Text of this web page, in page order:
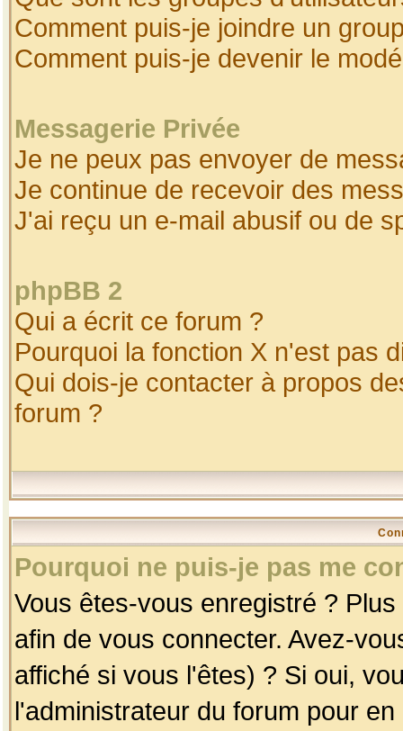
Comment puis-je joindre un
Comment puis-je devenir le
Messagerie Privée
Je ne peux pas envoyer de
Je continue de recevoir des
J'ai reçu un e-mail abusif ou de
phpBB 2
Qui a écrit ce forum ?
Pourquoi la fonction X n'est pas
Qui dois-je contacter à propos
forum ?
Pourquoi ne puis-je pas me
Vous êtes-vous enregistré ?
afin de vous connecter. Avez-
affiché si vous l'êtes) ? Si oui,
l'administrateur du forum pour